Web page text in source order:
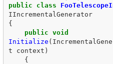
public
class
IIncrementalGenerator
{
public void
Initialize (
t
context )
{